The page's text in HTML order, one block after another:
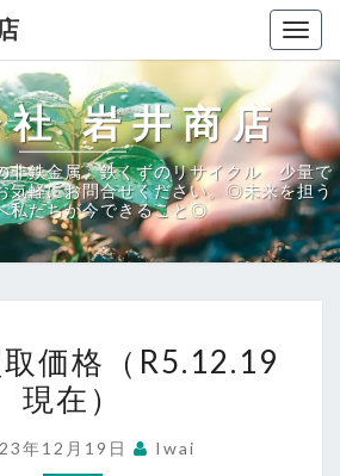
T
o
g
g
l
e
n
a
社 岩井商店
非鉄金属、鉄くずのリサイクル 少量で
気軽にお問合せください。◎未来を担う
私たちが今できること◎
ル
ミ
取
価格（R5.12.19
現在）
年12月19日 Iwai